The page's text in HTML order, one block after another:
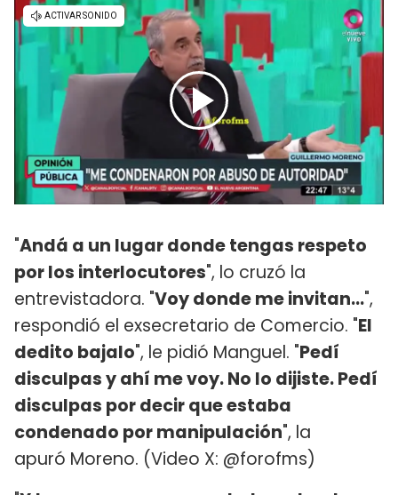
"Andá a un lugar donde tengas respeto
por los interlocutores", lo cruzó la
entrevistadora. "Voy donde me invitan...",
respondió el exsecretario de Comercio. "El
dedito bajalo", le pidió Manguel. "Pedí
disculpas y ahí me voy. No lo dijiste. Pedí
disculpas por decir que estaba
condenado por manipulación", la
apuró Moreno. (Video X: @forofms)